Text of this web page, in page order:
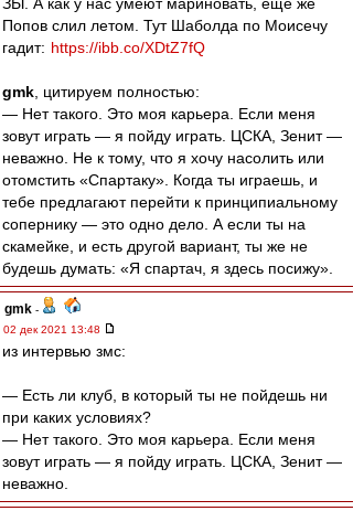
Попов слил летом. Тут Шаболда по Моисечу
гадит: https://ibb.co/XDtZ7fQ
gmk , цитируем полностью:
— Нет такого. Это моя карьера. Если меня
зовут играть — я пойду играть. ЦСКА, Зенит —
неважно. Не к тому, что я хочу насолить или
отомстить «Спартаку». Когда ты играешь, и
тебе предлагают перейти к принципиальному
сопернику — это одно дело. А если ты на
скамейке, и есть другой вариант, ты же не
будешь думать: «Я спартач, я здесь посижу».
gmk -
02 дек 2021 13:48
из интервью змс:
— Есть ли клуб, в который ты не пойдешь ни
при каких условиях?
— Нет такого. Это моя карьера. Если меня
зовут играть — я пойду играть. ЦСКА, Зенит —
неважно.